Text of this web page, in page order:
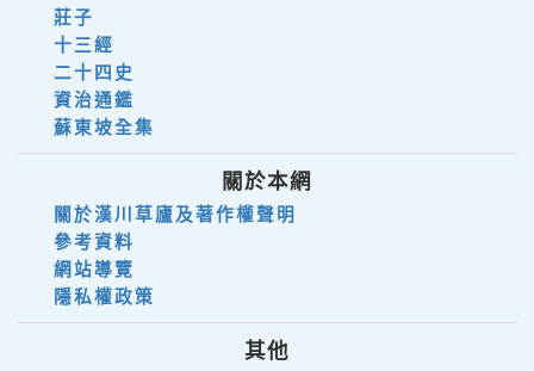
莊子
十三經
二十四史
資治通鑑
蘇東坡全集
關於本網
關於漢川草廬及著作權聲明
參考資料
網站導覽
隱私權政策
其他